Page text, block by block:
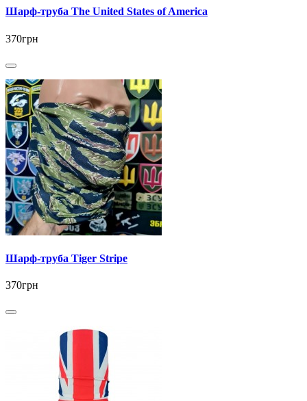
Шарф-труба The United States of America
370грн
Шарф-труба Tiger Stripe
370грн